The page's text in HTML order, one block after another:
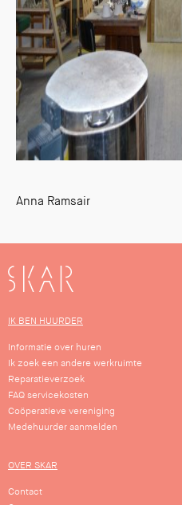
Anna Ramsair
SKAR
IK BEN HUURDER
Informatie over huren
Ik zoek een andere werkruimte
Reparatieverzoek
FAQ servicekosten
Coöperatieve vereniging
Medehuurder aanmelden
OVER SKAR
Contact